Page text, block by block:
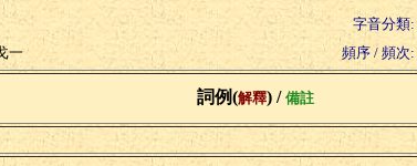
字音分類:
一 頻序 / 頻次:
詞例(解釋) / 備註